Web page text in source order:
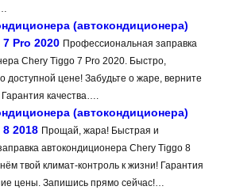
(автокондиционера)
Pro 2020 Профессиональная заправка
Chery Tiggo 7 Pro 2020. Быстро,
доступной цене! Забудьте о жаре, верните
качества….
(автокондиционера)
2018 Прощай, жара! Быстрая и
автокондиционера Chery Tiggo 8
твой климат-контроль к жизни! Гарантия
цены. Запишись прямо сейчас!…